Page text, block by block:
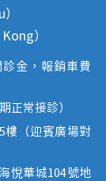
）
金，報銷車費
正常接診）
樓（迎賓廣場對
悅華城104號地